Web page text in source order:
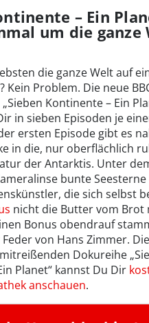
– Ein
um die ganze
die ganze Welt auf
Kein Problem. Die neue
Kontinente – Ein
in sieben Episoden je
ersten Episode gibt es
in die, nur oberflächlich
der Antarktis. Unter
bunte
die sich selbst
nicht die Butter vom Brot
Bonus obendrauf
von Hans Zimmer.
Dokureihe
Planet“ kannst Du Dir
anschauen.